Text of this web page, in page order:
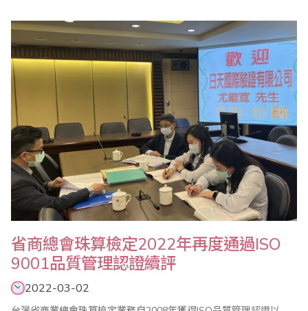
外，也通過111年度各項重點工作，包括1年4次的珠心算檢定
（3/20、5/15、9/18、12/18）、2次的數學評鑑（1/16、6/19）、2
次海峽兩岸珠心算通信..
省商總會珠算檢定2022年再度通過ISO
9001品質管理認證續評
2022-03-02